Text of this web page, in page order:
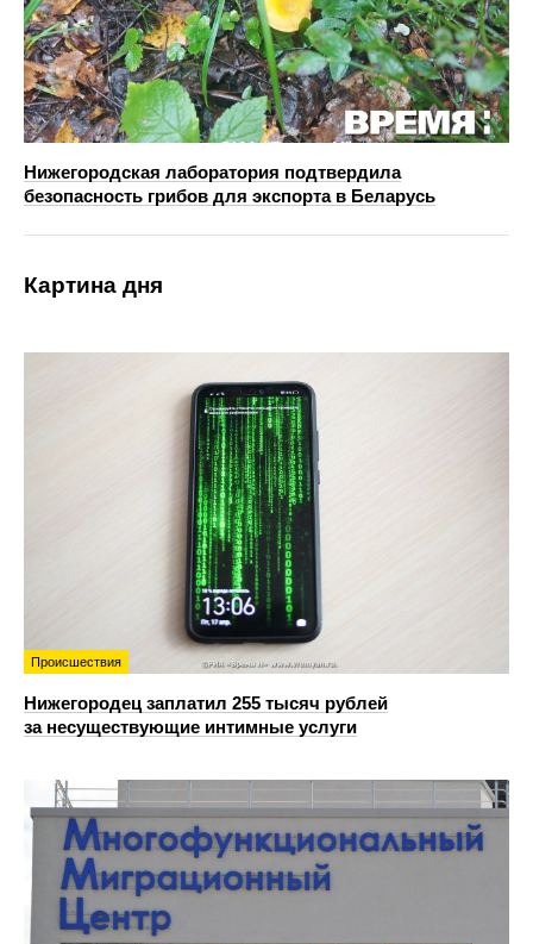
Нижегородская лаборатория подтвердила
безопасность грибов для экспорта в Беларусь
Картина дня
Происшествия
Нижегородец заплатил 255 тысяч рублей
за несуществующие интимные услуги